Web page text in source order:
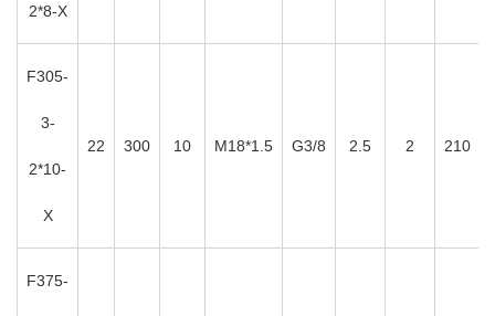
2*8-X
F305-
3-
2*10-
X
22 300 10 M18*1.5 G3/8 2.5 2 210
F375-